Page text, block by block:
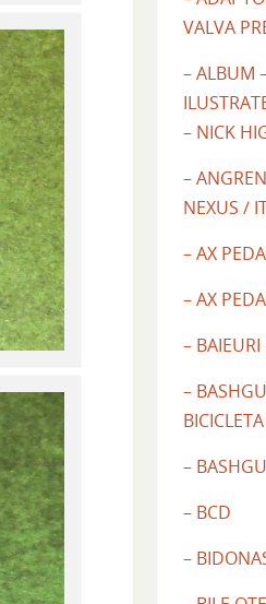
VALVA
– ALBUM
– NICK
–
NEXUS /
– AX
– AX
–
–
–
– BCD
–